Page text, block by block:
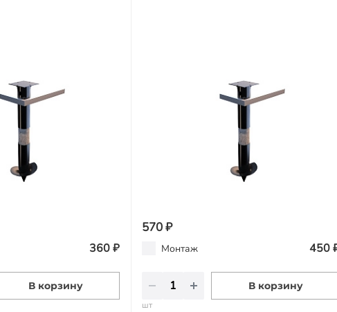
360 ₽
В корзину
570 ₽
Монтаж 450
В корзину
шт